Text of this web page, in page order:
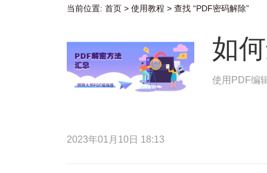
当前位置: 首页 > 使用教程 > 查找 “PDF密码解除”
如
使用PDF编
2023年01月10日 18:13